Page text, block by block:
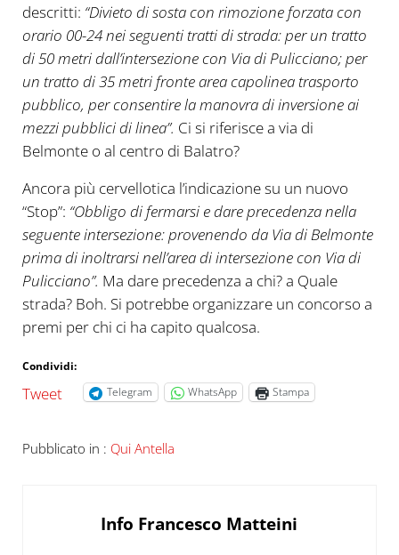
descritti: “Divieto di sosta con rimozione forzata con
orario 00-24 nei seguenti tratti di strada: per un tratto
di 50 metri dall’intersezione con Via di Pulicciano; per
un tratto di 35 metri fronte area capolinea trasporto
pubblico, per consentire la manovra di inversione ai
mezzi pubblici di linea”. Ci si riferisce a via di
Belmonte o al centro di Balatro?
Ancora più cervellotica l’indicazione su un nuovo
“Stop”: “Obbligo di fermarsi e dare precedenza nella
seguente intersezione: provenendo da Via di Belmonte
prima di inoltrarsi nell’area di intersezione con Via di
Pulicciano”. Ma dare precedenza a chi? a Quale
strada? Boh. Si potrebbe organizzare un concorso a
premi per chi ci ha capito qualcosa.
Condividi:
Tweet Telegram WhatsApp Stampa
Pubblicato in : Qui Antella
Info Francesco Matteini